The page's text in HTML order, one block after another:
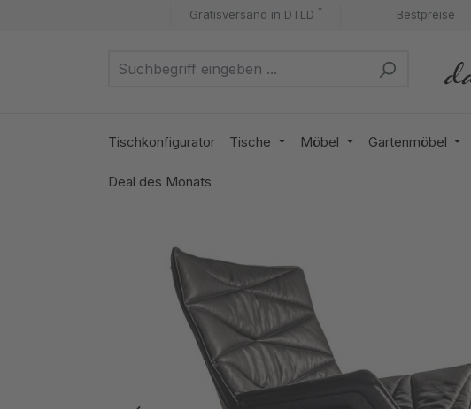
Zur Hauptnavigation springenGratisversand in DTLD * Bestpreise
Tischkonfigurator Tische Möbel Gartenmöbel
Deal des Monats